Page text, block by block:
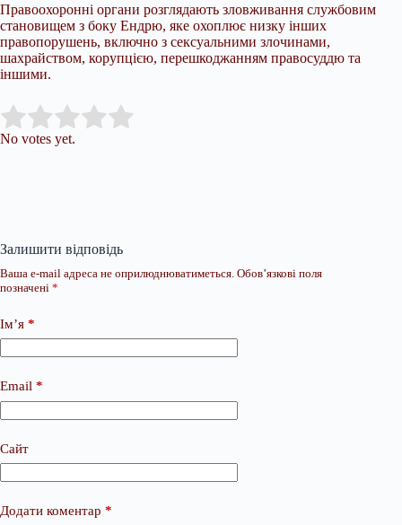
Правоохоронні органи розглядають зловживання службовим
становищем з боку Ендрю, яке охоплює низку інших
правопорушень, включно з сексуальними злочинами,
шахрайством, корупцією, перешкоджанням правосуддю та
іншими.
Rate this item:
No votes yet.
Залишити відповідь
Ваша e-mail адреса не оприлюднюватиметься. Обов’язкові поля
позначені *
Ім’я *
Email *
Сайт
Додати коментар *